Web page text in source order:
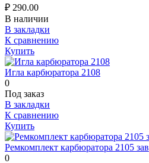
₽ 290.00
В наличии
В закладки
К сравнению
Купить
Игла карбюратора 2108
0
Под заказ
В закладки
К сравнению
Купить
Ремкомплект карбюратора 2105 зав
0